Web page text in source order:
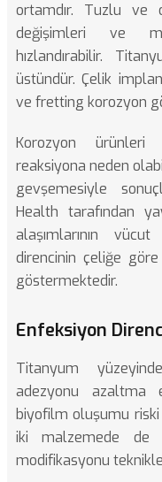
ortamdır. Tuzlu ve
değişimleri ve
hızlandırabilir.
üstündür. Çelik
ve fretting korozyon
Korozyon
reaksiyona neden
gevşemesiyle
Health tarafından
alaşımlarının
direncinin çeliğe
göstermektedir.
Enfeksiyon
Titanyum
adezyonu azaltma
biyofilm oluşumu
iki malzemede de
modifikasyonu